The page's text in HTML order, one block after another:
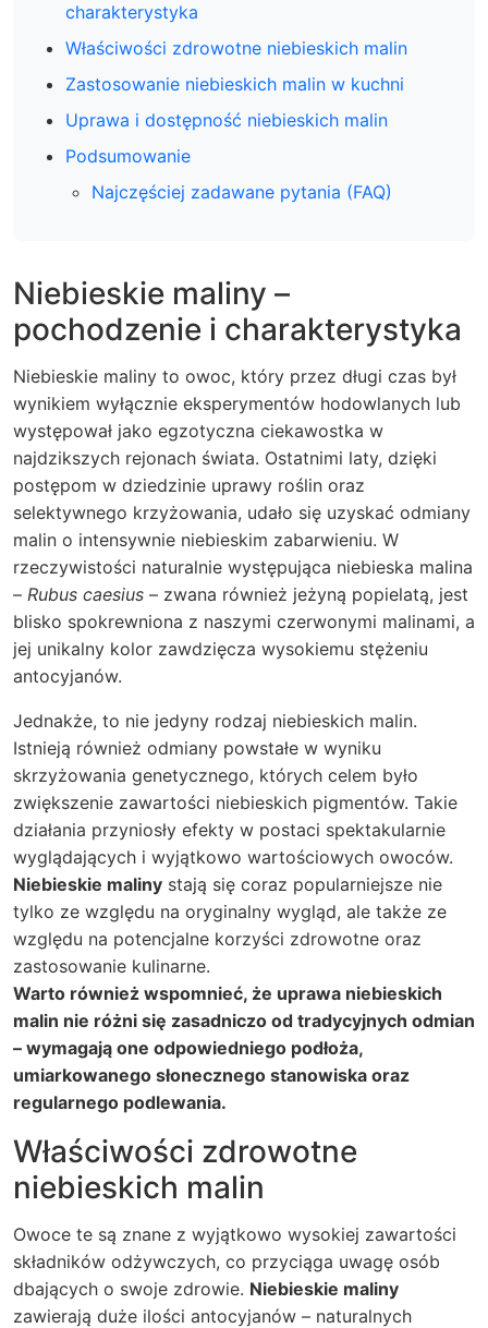
charakterystyka
Właściwości zdrowotne niebieskich malin
Zastosowanie niebieskich malin w kuchni
Uprawa i dostępność niebieskich malin
Podsumowanie
Najczęściej zadawane pytania (FAQ)
Niebieskie maliny –
pochodzenie i charakterystyka
Niebieskie maliny to owoc, który przez długi czas był
wynikiem wyłącznie eksperymentów hodowlanych lub
występował jako egzotyczna ciekawostka w
najdzikszych rejonach świata. Ostatnimi laty, dzięki
postępom w dziedzinie uprawy roślin oraz
selektywnego krzyżowania, udało się uzyskać odmiany
malin o intensywnie niebieskim zabarwieniu. W
rzeczywistości naturalnie występująca niebieska malina
– Rubus caesius – zwana również jeżyną popielatą, jest
blisko spokrewniona z naszymi czerwonymi malinami, a
jej unikalny kolor zawdzięcza wysokiemu stężeniu
antocyjanów.
Jednakże, to nie jedyny rodzaj niebieskich malin.
Istnieją również odmiany powstałe w wyniku
skrzyżowania genetycznego, których celem było
zwiększenie zawartości niebieskich pigmentów. Takie
działania przyniosły efekty w postaci spektakularnie
wyglądających i wyjątkowo wartościowych owoców.
Niebieskie maliny stają się coraz popularniejsze nie
tylko ze względu na oryginalny wygląd, ale także ze
względu na potencjalne korzyści zdrowotne oraz
zastosowanie kulinarne.
Warto również wspomnieć, że uprawa niebieskich
malin nie różni się zasadniczo od tradycyjnych odmian
– wymagają one odpowiedniego podłoża,
umiarkowanego słonecznego stanowiska oraz
regularnego podlewania.
Właściwości zdrowotne
niebieskich malin
Owoce te są znane z wyjątkowo wysokiej zawartości
składników odżywczych, co przyciąga uwagę osób
dbających o swoje zdrowie. Niebieskie maliny
zawierają duże ilości antocyjanów – naturalnych